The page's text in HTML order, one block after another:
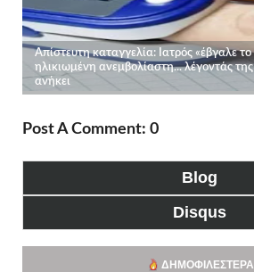
Post A Comment: 0
Blog
Disqus
ΔΗΜΟΦΙΛΈΣΤΕΡΑ